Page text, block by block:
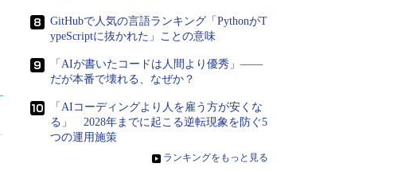
GitHubで人気の言語ランキング「PythonがT
ypeScriptに抜かれた」ことの意味
「AIが書いたコードは人間より優秀」――
だが本番で壊れる、なぜか？
「AIコーディングより人を雇う方が安くな
る」 2028年までに起こる逆転現象を防ぐ5
つの運用施策
» ランキングをもっと見る